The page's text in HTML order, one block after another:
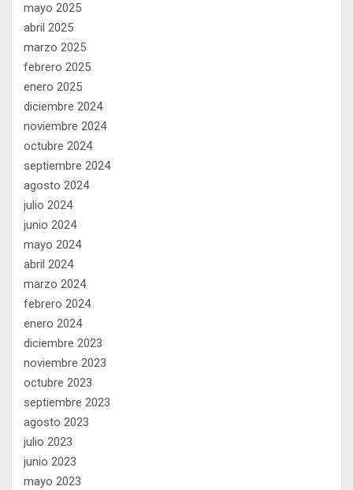
mayo 2025
abril 2025
marzo 2025
febrero 2025
enero 2025
diciembre 2024
noviembre 2024
octubre 2024
septiembre 2024
agosto 2024
julio 2024
junio 2024
mayo 2024
abril 2024
marzo 2024
febrero 2024
enero 2024
diciembre 2023
noviembre 2023
octubre 2023
septiembre 2023
agosto 2023
julio 2023
junio 2023
mayo 2023